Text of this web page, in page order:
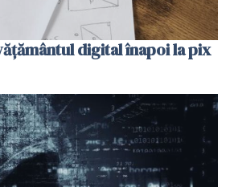
digital înapoi la pix